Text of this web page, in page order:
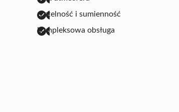
rzetelność i sumienność
kompleksowa obsługa